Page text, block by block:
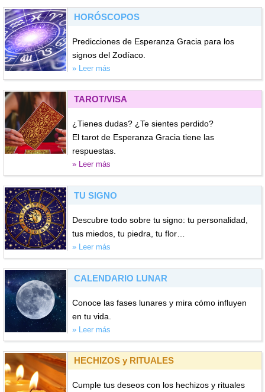
HORÓSCOPOS
Predicciones de Esperanza Gracia para los
signos del Zodíaco.
» Leer más
TAROT/VISA
¿Tienes dudas? ¿Te sientes perdido?
El tarot de Esperanza Gracia tiene las
respuestas.
» Leer más
TU SIGNO
Descubre todo sobre tu signo: tu personalidad,
tus miedos, tu piedra, tu flor…
» Leer más
CALENDARIO LUNAR
Conoce las fases lunares y mira cómo influyen
en tu vida.
» Leer más
HECHIZOS y RITUALES
Cumple tus deseos con los hechizos y rituales